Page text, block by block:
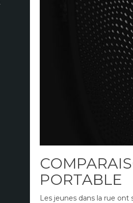
PORTABLE
Les jeunes dans la rue ont